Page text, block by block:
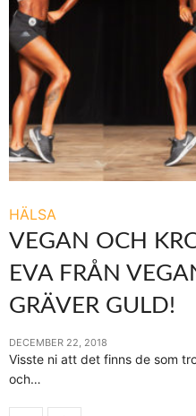
HÄLSA
VEGAN OCH
EVA FRÅN
GRÄVER GULD!
DECEMBER 22, 2018
Visste ni att det finns de som
och…